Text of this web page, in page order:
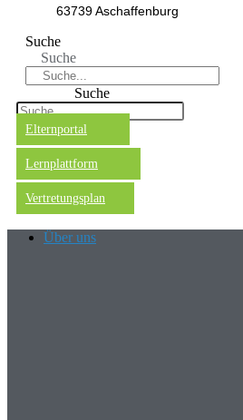
63739 Aschaffenburg
Suche
Suche
Suche
Elternportal
Lernplattform
Vertretungsplan
Über uns